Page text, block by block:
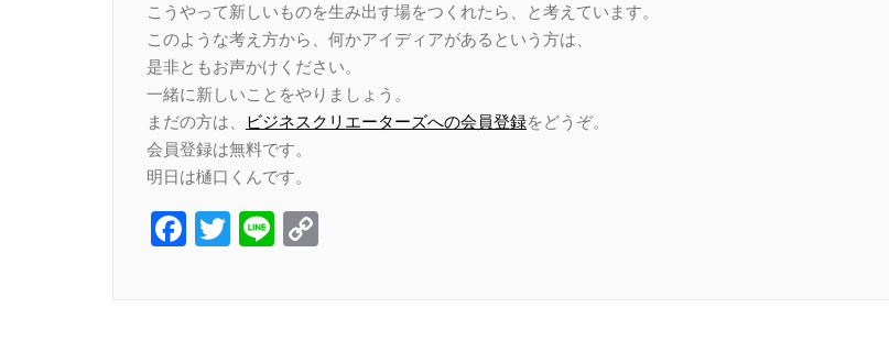
こうやって新しいものを生み出す場をつくれたら、と考えています。
このような考え方から、何かアイディアがあるという方は、
是非ともお声かけください。
一緒に新しいことをやりましょう。
まだの方は、
ビジネスクリエーターズへの会員登録をどうぞ。
会員登録は無料です。
明日は樋口くんです。
Facebook
Twitter
Line